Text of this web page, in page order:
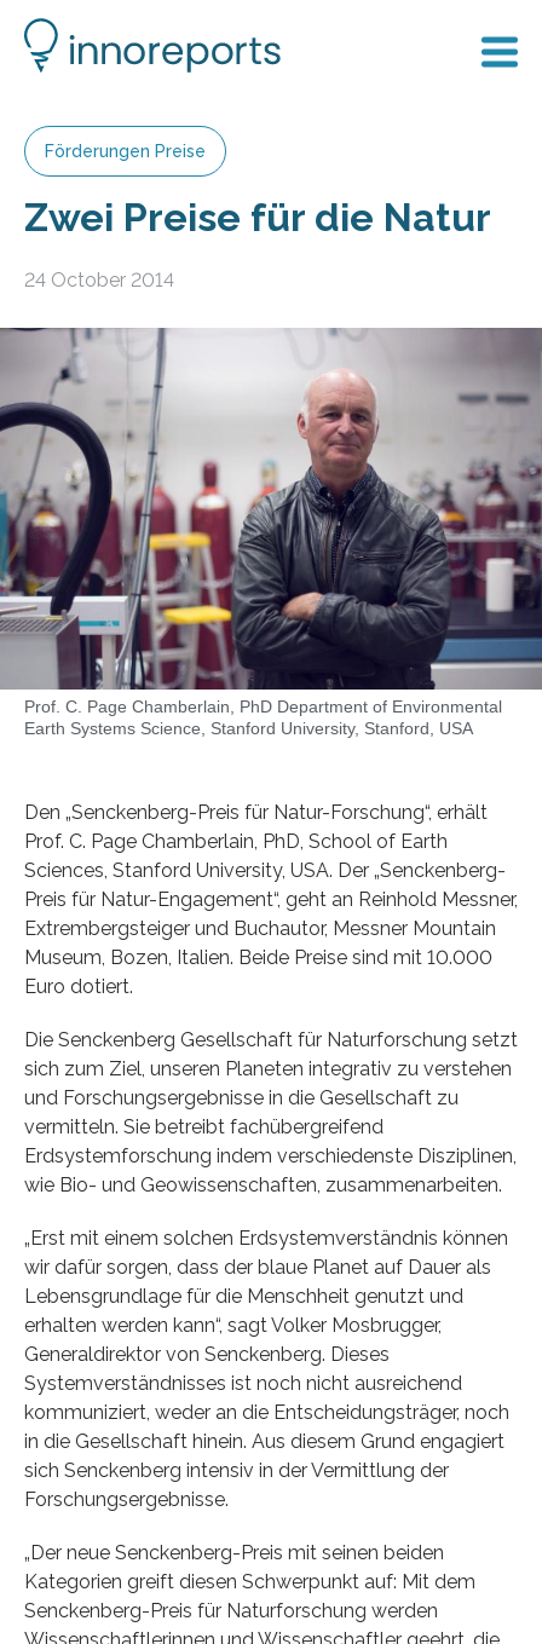
Förderungen Preise
Zwei Preise für die Natur
24 October 2014
Prof. C. Page Chamberlain, PhD Department of Environmental
Earth Systems Science, Stanford University, Stanford, USA
Den „Senckenberg-Preis für Natur-Forschung“, erhält
Prof. C. Page Chamberlain, PhD, School of Earth
Sciences, Stanford University, USA. Der „Senckenberg-
Preis für Natur-Engagement“, geht an Reinhold Messner,
Extrembergsteiger und Buchautor, Messner Mountain
Museum, Bozen, Italien. Beide Preise sind mit 10.000
Euro dotiert.
Die Senckenberg Gesellschaft für Naturforschung setzt
sich zum Ziel, unseren Planeten integrativ zu verstehen
und Forschungsergebnisse in die Gesellschaft zu
vermitteln. Sie betreibt fachübergreifend
Erdsystemforschung indem verschiedenste Disziplinen,
wie Bio- und Geowissenschaften, zusammenarbeiten.
„Erst mit einem solchen Erdsystemverständnis können
wir dafür sorgen, dass der blaue Planet auf Dauer als
Lebensgrundlage für die Menschheit genutzt und
erhalten werden kann“, sagt Volker Mosbrugger,
Generaldirektor von Senckenberg. Dieses
Systemverständnisses ist noch nicht ausreichend
kommuniziert, weder an die Entscheidungsträger, noch
in die Gesellschaft hinein. Aus diesem Grund engagiert
sich Senckenberg intensiv in der Vermittlung der
Forschungsergebnisse.
„Der neue Senckenberg-Preis mit seinen beiden
Kategorien greift diesen Schwerpunkt auf: Mit dem
Senckenberg-Preis für Naturforschung werden
Wissenschaftlerinnen und Wissenschaftler geehrt, die